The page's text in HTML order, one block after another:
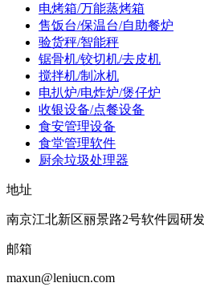
电烤箱/万能蒸烤箱
售饭台/保温台/自助餐炉
验货秤/智能秤
锯骨机/铰切机/去皮机
搅拌机/制冰机
电扒炉/电炸炉/煲仔炉
收银设备/点餐设备
食安管理设备
食堂管理软件
厨余垃圾处理器
地址
南京江北新区丽景路2号软件园研
邮箱
maxun@leniucn.com